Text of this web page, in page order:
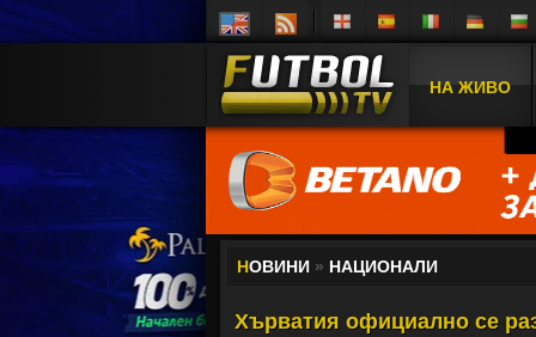
НА ЖИВО
НОВИНИ » НАЦИОНАЛИ
Хърватия официално се